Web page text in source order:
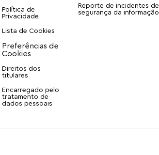
Política de
Privacidade
Lista de Cookies
Direitos dos
titulares
Encarregado pelo
tratamento de
dados pessoais
Reporte de incidentes de
segurança da informação